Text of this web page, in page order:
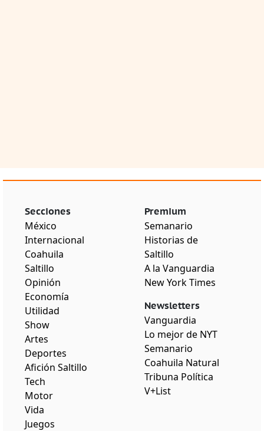
Secciones
México
Internacional
Coahuila
Saltillo
Opinión
Economía
Utilidad
Show
Artes
Deportes
Afición Saltillo
Tech
Motor
Vida
Juegos
Premium
Semanario
Historias de
Saltillo
A la Vanguardia
New York Times
Newsletters
Vanguardia
Lo mejor de NYT
Semanario
Coahuila Natural
Tribuna Política
V+List